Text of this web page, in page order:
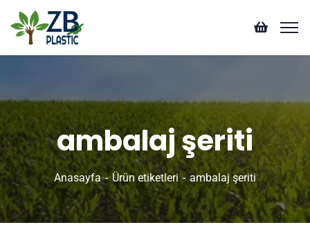
ambalaj şeriti
Anasayfa Ürün etiketleri ambalaj şeriti